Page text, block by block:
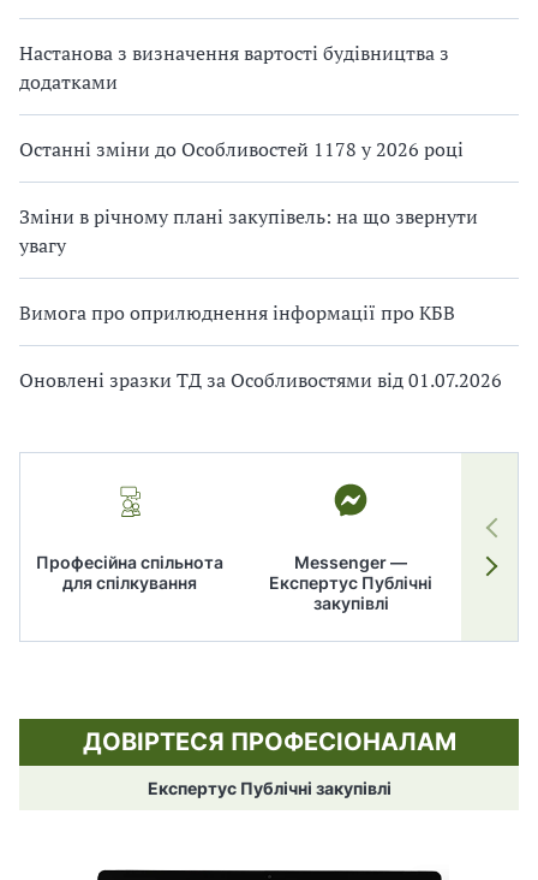
Настанова з визначення вартості будівництва з
додатками
Останні зміни до Особливостей 1178 у 2026 році
Зміни в річному плані закупівель: на що звернути
увагу
Вимога про оприлюднення інформації про КБВ
Оновлені зразки ТД за Особливостями від 01.07.2026
Професійна спільнота
для спілкування
Messenger —
Експертус Публічні
закупівлі
ДОВІРТЕСЯ ПРОФЕСІОНАЛАМ
Експертус Публічні закупівлі